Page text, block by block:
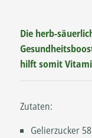
Die herb-
hilft somit
Zutaten:
Gelierzucker